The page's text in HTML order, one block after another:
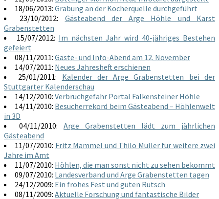
18/06/2013: Grabung an der Kocherquelle durchgeführt
23/10/2012: Gästeabend der Arge Höhle und Karst
Grabenstetten
15/07/2012: Im nächsten Jahr wird 40-jähriges Bestehen
gefeiert
08/11/2011: Gäste- und Info-Abend am 12. November
14/07/2011: Neues Jahresheft erschienen
25/01/2011: Kalender der Arge Grabenstetten bei der
Stuttgarter Kalenderschau
14/12/2010: Verbruchgefahr Portal Falkensteiner Höhle
14/11/2010: Besucherrekord beim Gästeabend – Höhlenwelt
in 3D
04/11/2010: Arge Grabenstetten lädt zum jährlichen
Gästeabend
11/07/2010: Fritz Mammel und Thilo Müller für weitere zwei
Jahre im Amt
11/07/2010: Höhlen, die man sonst nicht zu sehen bekommt
09/07/2010: Landesverband und Arge Grabenstetten tagen
24/12/2009: Ein frohes Fest und guten Rutsch
08/11/2009: Aktuelle Forschung und fantastische Bilder